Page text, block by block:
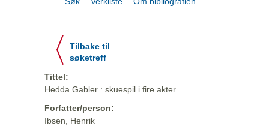
Tilbake til
søketreff
Tittel:
Hedda Gabler : skuespil i fire akter
Forfatter/person:
Ibsen, Henrik